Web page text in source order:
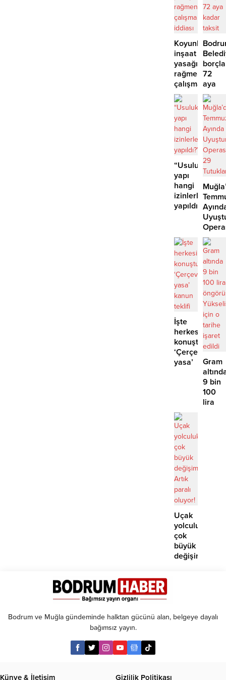
Koyunbaba’da
inşaat
yasağına
rağmen
çalışma
iddiası
72
aya
kadar
taksit
“Usuluk’taki
yapı
hangi
izinlerle
yapıldı?”
29
İşte
herkesin
konuştuğu
‘Çerçeve
yasa’
Gram
9 bin
100
lira
Uçak
çok
büyük
değişim:
Bodrum ve Muğla gündeminde halktan gücünü alan, belgeye dayalı
bağımsız yayın.
Künye & İletişim Gizlilik Politikası